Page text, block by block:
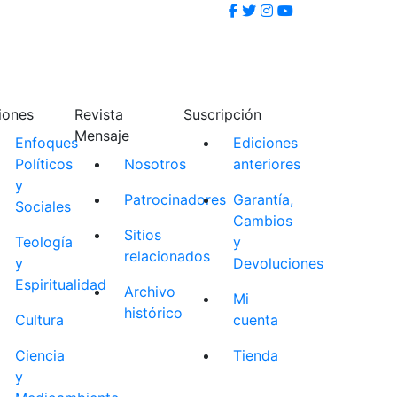
Enfoques
Políticos
y
Sociales
Teología
y
Espiritualidad
Cultura
Ciencia
y
Revista
Mensaje
Nosotros
Patrocinadores
Sitios
relacionados
Archivo
histórico
Suscripción
Ediciones
anteriores
Garantía,
Cambios
y
Devoluciones
Mi
cuenta
Tienda